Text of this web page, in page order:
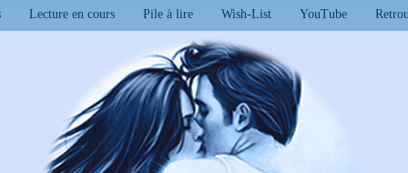
Lecture en cours Pile à lire Wish-List YouTube